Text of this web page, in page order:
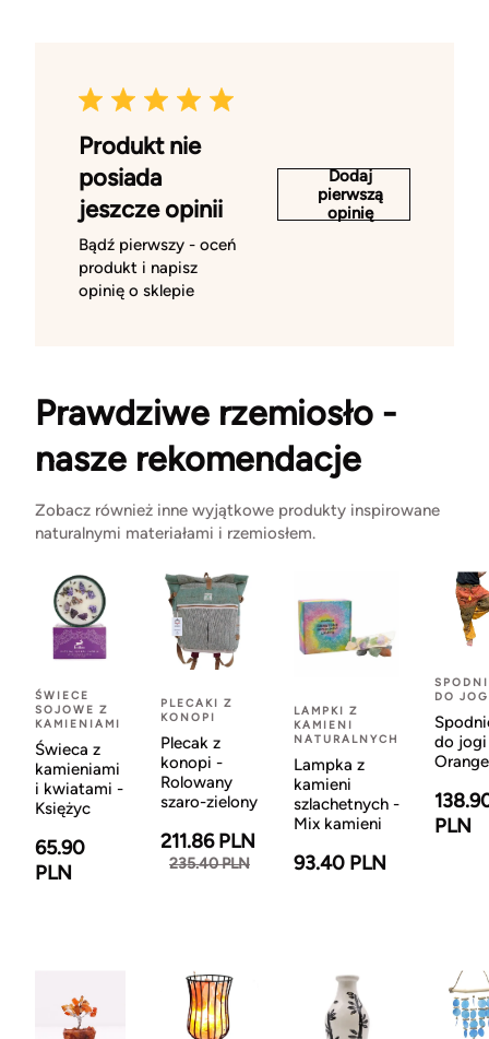
Produkt nie
posiada
jeszcze opinii
Bądź pierwszy - oceń
produkt i napisz
opinię o sklepie
Dodaj
pierwszą
opinię
Prawdziwe rzemiosło -
nasze rekomendacje
Zobacz również inne wyjątkowe produkty inspirowane
naturalnymi materiałami i rzemiosłem.
ŚWIECE
SOJOWE Z
KAMIENIAMI
Świeca z
kamieniami
i kwiatami -
Księżyc
65.90
PLN
PLECAKI Z
KONOPI
Plecak z
konopi -
Rolowany
szaro-zielony
211.86 PLN
235.40 PLN
LAMPKI Z
KAMIENI
NATURALNYCH
Lampka z
kamieni
szlachetnych -
Mix kamieni
93.40 PLN
DO
do
Orange
PLN